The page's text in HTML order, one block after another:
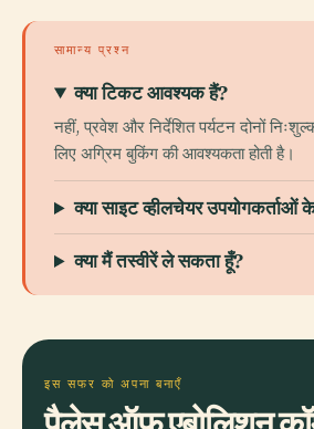
सामान्य प्रश्न
क्या टिकट आवश्यक हैं?
नहीं, प्रवेश और निर्देशित पर्यटन दोनों
लिए अग्रिम बुकिंग की आवश्यकता होती है।
क्या साइट व्हीलचेयर उपयोगकर्ताओं
क्या मैं तस्वीरें ले सकता हूँ?
इस सफर को अपना बनाएँ